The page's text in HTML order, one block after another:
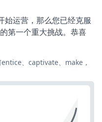
运营，那么您已经克服
第一个重大挑战。恭喜
、captivate、make，